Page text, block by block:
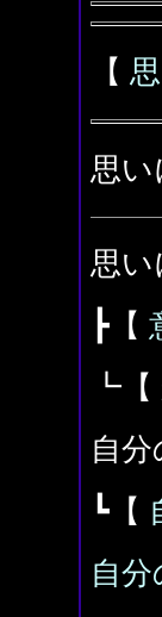
【
思い
思い
┣【
┗【
自
┗【
自